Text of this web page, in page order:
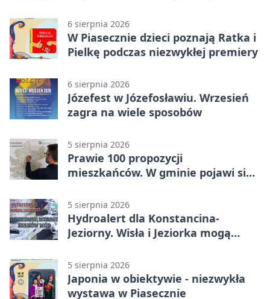
6 sierpnia 2026
W Piasecznie dzieci poznają Ratka i
Pielkę podczas niezwykłej premiery
6 sierpnia 2026
Józefest w Józefosławiu. Wrzesień
zagra na wiele sposobów
5 sierpnia 2026
Prawie 100 propozycji
mieszkańców. W gminie pojawi się
5 sierpnia 2026
Hydroalert dla Konstancina-
Jeziorny. Wisła i Jeziorka mogą
5 sierpnia 2026
Japonia w obiektywie - niezwykła
wystawa w Piasecznie